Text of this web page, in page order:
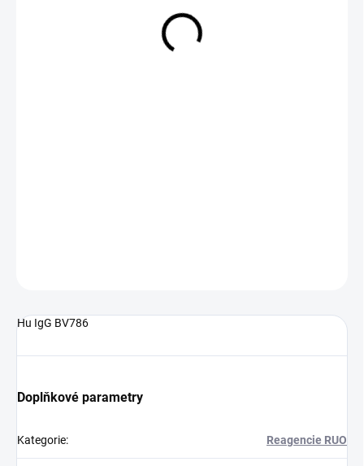
Hu IgG BV786
Doplňkové parametry
Kategorie: Reagencie RUO